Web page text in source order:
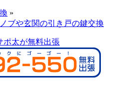
»
ブや玄関の引き戸の鍵交換